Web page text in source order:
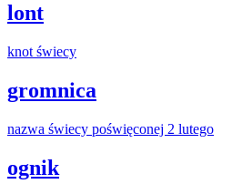
lont
knot świecy
gromnica
nazwa świecy poświęconej 2 lutego
ognik